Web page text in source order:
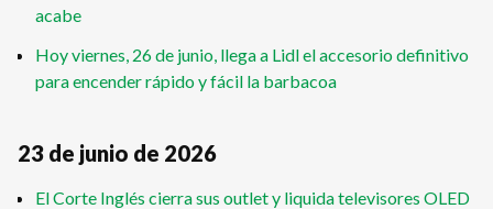
acabe
Hoy viernes, 26 de junio, llega a Lidl el accesorio definitivo
para encender rápido y fácil la barbacoa
23 de junio de 2026
El Corte Inglés cierra sus outlet y liquida televisores OLED